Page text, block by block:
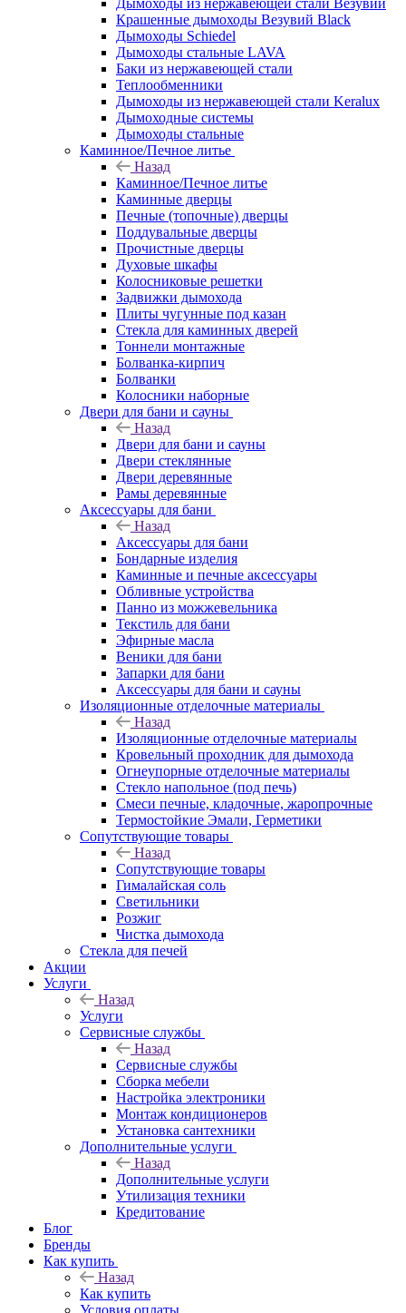
Дымоходы из нержавеющей стали Везувий
Крашенные дымоходы Везувий Black
Дымоходы Schiedel
Дымоходы стальные LAVA
Баки из нержавеющей стали
Теплообменники
Дымоходы из нержавеющей стали Keralux
Дымоходные системы
Дымоходы стальные
Каминное/Печное литье
Назад
Каминное/Печное литье
Каминные дверцы
Печные (топочные) дверцы
Поддувальные дверцы
Прочистные дверцы
Духовые шкафы
Колосниковые решетки
Задвижки дымохода
Плиты чугунные под казан
Стекла для каминных дверей
Тоннели монтажные
Болванка-кирпич
Болванки
Колосники наборные
Двери для бани и сауны
Назад
Двери для бани и сауны
Двери стеклянные
Двери деревянные
Рамы деревянные
Аксессуары для бани
Назад
Аксессуары для бани
Бондарные изделия
Каминные и печные аксессуары
Обливные устройства
Панно из можжевельника
Текстиль для бани
Эфирные масла
Веники для бани
Запарки для бани
Аксессуары для бани и сауны
Изоляционные отделочные материалы
Назад
Изоляционные отделочные материалы
Кровельный проходник для дымохода
Огнеупорные отделочные материалы
Стекло напольное (под печь)
Смеси печные, кладочные, жаропрочные
Термостойкие Эмали, Герметики
Сопутствующие товары
Назад
Сопутствующие товары
Гималайская соль
Светильники
Розжиг
Чистка дымохода
Стекла для печей
Акции
Услуги
Назад
Услуги
Сервисные службы
Назад
Сервисные службы
Сборка мебели
Настройка электроники
Монтаж кондиционеров
Установка сантехники
Дополнительные услуги
Назад
Дополнительные услуги
Утилизация техники
Кредитование
Блог
Бренды
Как купить
Назад
Как купить
Условия оплаты